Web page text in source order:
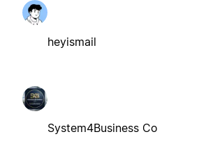
heyismail
System4Business Co